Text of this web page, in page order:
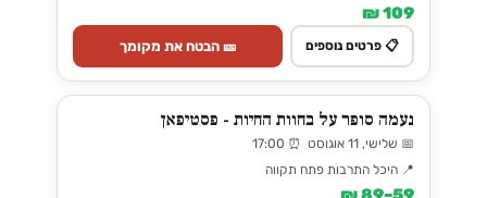
109 ₪
📋 פרטים נוספים 🎫 הבטח את מקומך
נעמה סופר על בחוות החיות - פסטיפאן
📅 שלישי, 11 אוגוסט ⏰ 17:00
📍 היכל התרבות פתח תקווה